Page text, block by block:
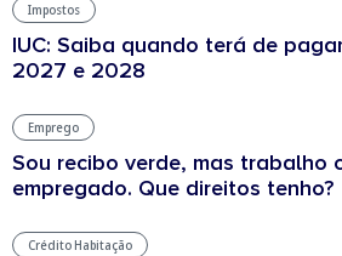
Impostos
IUC: Saiba quando terá de
2027 e 2028
Emprego
Sou recibo verde, mas trabalho
empregado. Que direitos tenho?
Crédito Habitação